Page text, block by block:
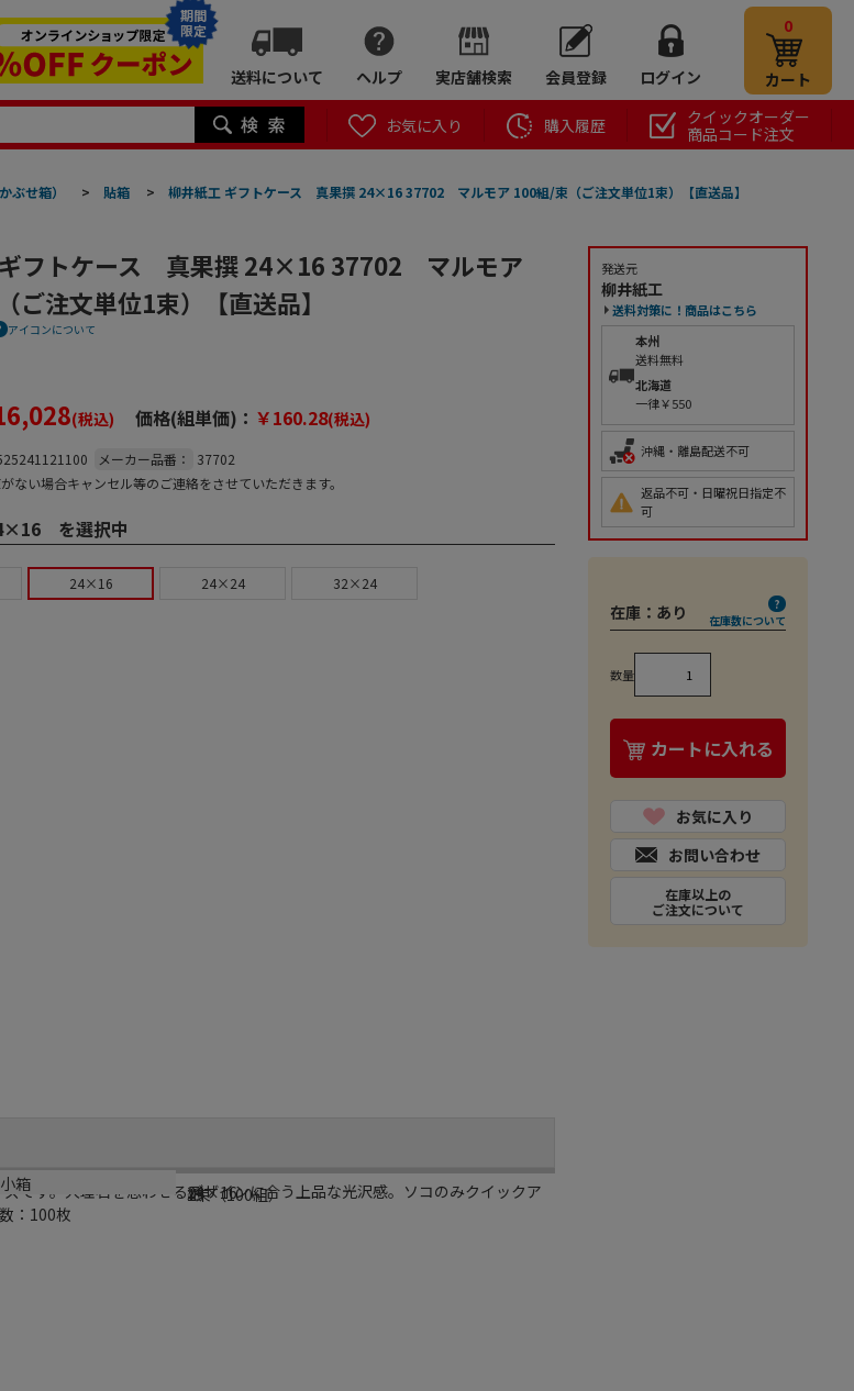
期間
限定
送料について ヘルプ 実店舗検索 会員登録 ログイン
0
カート
お気に入り 購入履歴
クイックオーダー
商品コード注文
ぶせ箱） > 貼箱 > 柳井紙工 ギフトケース 真果撰 24×16 37702 マルモア 100組/束（ご注文単位1束）【直送品】
フトケース 真果撰 24×16 37702 マルモア
ご注文単位1束）【直送品】
アイコンについて
(税込) 価格(組単価)： ￥160.28(税込)
メーカー品番：
37702
ない場合キャンセル等のご連絡をさせていただきます。
を選択中
24×16 24×24 32×24
です。大理石を思わせるデザインに合う上品な光沢感。ソコのみクイックア
：100枚
規格
24×16
材質
紙
小箱
1束（100組）
発送元
柳井紙工
送料対策に！商品はこちら
本州
送料無料
北海道
一律￥550
沖縄・離島配送不可
返品不可・日曜祝日指定不
可
在庫： あり 在庫数について
数量
カートに入れる
お気に入り
お問い合わせ
在庫以上の
ご注文について